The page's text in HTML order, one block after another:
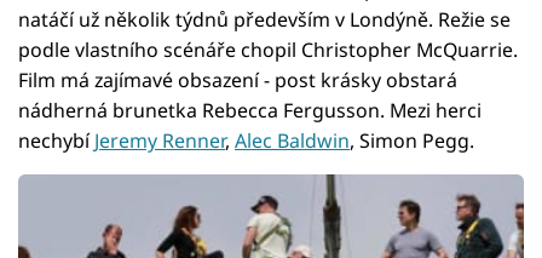
natáčí už několik týdnů především v Londýně. Režie se
podle vlastního scénáře chopil Christopher McQuarrie.
Film má zajímavé obsazení - post krásky obstará
nádherná brunetka Rebecca Fergusson. Mezi herci
nechybíJeremy Renner, Alec Baldwin, Simon Pegg.